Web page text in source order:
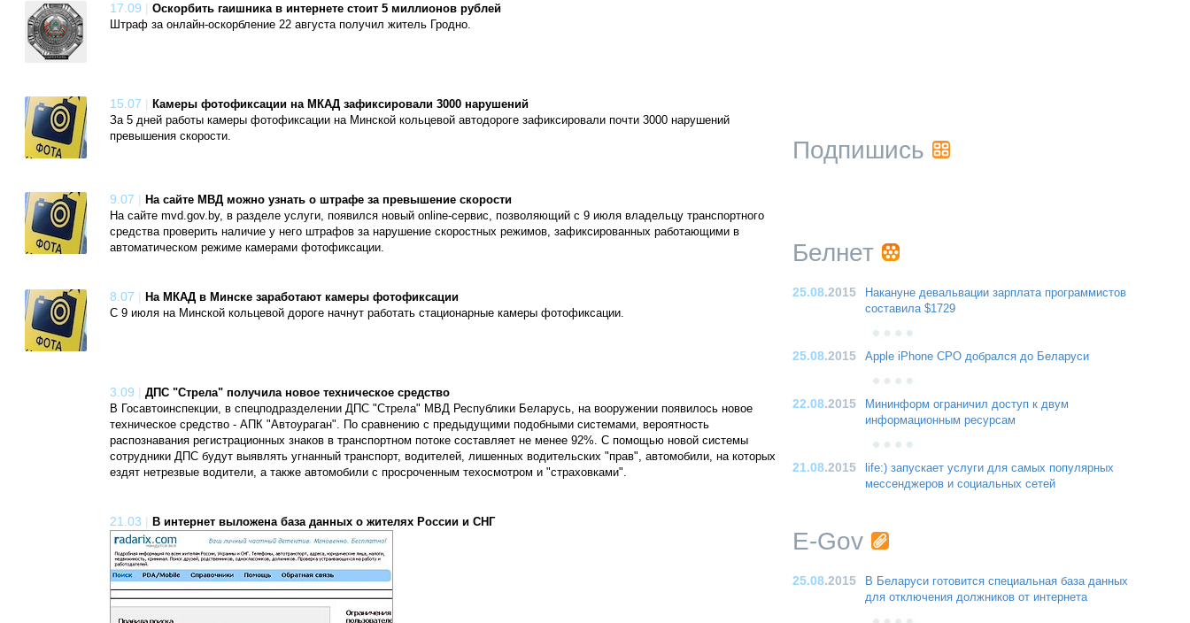
17.09 | Оскорбить гаишника в интернете стоит 5 миллионов рублей
Штраф за онлайн-оскорбление 22 августа получил житель Гродно.
15.07 | Камеры фотофиксации на МКАД зафиксировали 3000 нарушений
За 5 дней работы камеры фотофиксации на Минской кольцевой автодороге зафиксировали почти 3000 нарушений
превышения скорости.
9.07 | На сайте МВД можно узнать о штрафе за превышение скорости
На сайте mvd.gov.by, в разделе услуги, появился новый online-сервис, позволяющий с 9 июля владельцу транспортного
средства проверить наличие у него штрафов за нарушение скоростных режимов, зафиксированных работающими в
автоматическом режиме камерами фотофиксации.
8.07 | На МКАД в Минске заработают камеры фотофиксации
С 9 июля на Минской кольцевой дороге начнут работать стационарные камеры фотофиксации.
3.09 | ДПС "Стрела" получила новое техническое средство
В Госавтоинспекции, в спецподразделении ДПС "Стрела" МВД Республики Беларусь, на вооружении появилось новое
техническое средство - АПК "Автоураган". По сравнению с предыдущими подобными системами, вероятность
распознавания регистрационных знаков в транспортном потоке составляет не менее 92%. С помощью новой системы
сотрудники ДПС будут выявлять угнанный транспорт, водителей, лишенных водительских "прав", автомобили, на которых
ездят нетрезвые водители, а также автомобили с просроченным техосмотром и "страховками".
21.03 | В интернет выложена база данных о жителях России и СНГ
Подпишись
Белнет
25.08.2015
Накануне девальвации зарплата программистов
составила $1729
25.08.2015 Apple iPhone CPO добрался до Беларуси
22.08.2015
Мининформ ограничил доступ к двум
информационным ресурсам
21.08.2015
life:) запускает услуги для самых популярных
мессенджеров и социальных сетей
E-Gov
25.08.2015
В Беларуси готовится специальная база данных
для отключения должников от интернета